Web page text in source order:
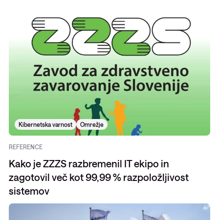
Kibernetska varnost Omrežje
REFERENCE
Kako je ZZZS razbremenil IT ekipo in
zagotovil več kot 99,99 % razpoložljivost
sistemov